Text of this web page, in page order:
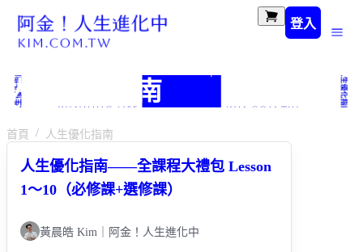
登入
人生優化指南
首頁 人生優化指南
人生優化指南——全課程大禮包 Lesson
1～10（必修課+選修課）
黃晨皓 Kim｜阿金！人生進化中